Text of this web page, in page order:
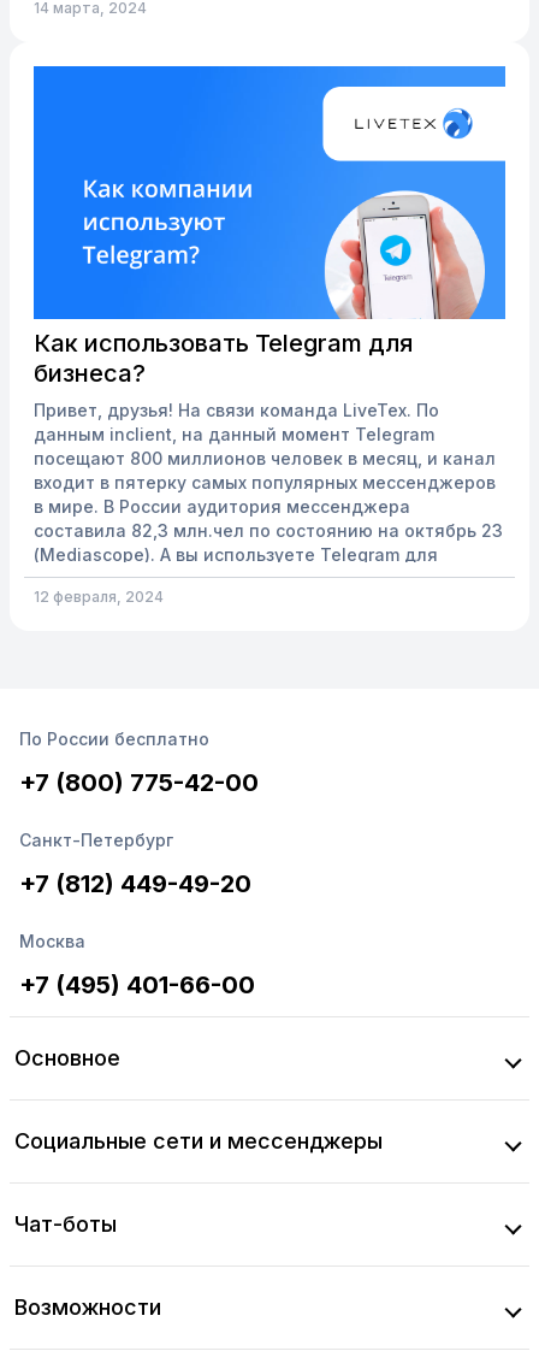
способы доставки или текущие акции. Сценарный
14 марта, 2024
Как использовать Telegram для
бизнеса?
Привет, друзья! На связи команда LiveTex. По
данным inclient, на данный момент Telegram
посещают 800 миллионов человек в месяц, и канал
входит в пятерку самых популярных мессенджеров
в мире. В России аудитория мессенджера
составила 82,3 млн.чел по состоянию на октябрь 23
(Mediascope). А вы используете Telegram для
общения с клиентами? Мы – да ❤️. В этой статье
разберемся, какие возможности предоставляет
12 февраля, 2024
По России бесплатно
+7 (800) 775-42-00
Санкт-Петербург
+7 (812) 449-49-20
Москва
+7 (495) 401-66-00
Основное
Социальные сети и мессенджеры
Чат-боты
Возможности